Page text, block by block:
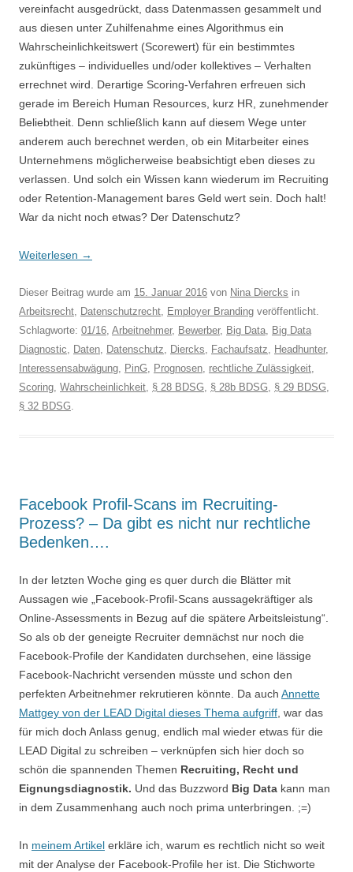
vereinfacht ausgedrückt, dass Datenmassen gesammelt und
aus diesen unter Zuhilfenahme eines Algorithmus ein
Wahrscheinlichkeitswert (Scorewert) für ein bestimmtes
zukünftiges – individuelles und/oder kollektives – Verhalten
errechnet wird. Derartige Scoring-Verfahren erfreuen sich
gerade im Bereich Human Resources, kurz HR, zunehmender
Beliebtheit. Denn schließlich kann auf diesem Wege unter
anderem auch berechnet werden, ob ein Mitarbeiter eines
Unternehmens möglicherweise beabsichtigt eben dieses zu
verlassen. Und solch ein Wissen kann wiederum im Recruiting
oder Retention-Management bares Geld wert sein. Doch halt!
War da nicht noch etwas? Der Datenschutz?
Weiterlesen →
Dieser Beitrag wurde am 15. Januar 2016 von Nina Diercks in
Arbeitsrecht, Datenschutzrecht, Employer Branding veröffentlicht.
Schlagworte: 01/16, Arbeitnehmer, Bewerber, Big Data, Big Data
Diagnostic, Daten, Datenschutz, Diercks, Fachaufsatz, Headhunter,
Interessensabwägung, PinG, Prognosen, rechtliche Zulässigkeit,
Scoring, Wahrscheinlichkeit, § 28 BDSG, § 28b BDSG, § 29 BDSG,
§ 32 BDSG.
Facebook Profil-Scans im Recruiting-
Prozess? – Da gibt es nicht nur rechtliche
Bedenken….
In der letzten Woche ging es quer durch die Blätter mit
Aussagen wie „Facebook-Profil-Scans aussagekräftiger als
Online-Assessments in Bezug auf die spätere Arbeitsleistung“.
So als ob der geneigte Recruiter demnächst nur noch die
Facebook-Profile der Kandidaten durchsehen, eine lässige
Facebook-Nachricht versenden müsste und schon den
perfekten Arbeitnehmer rekrutieren könnte. Da auch Annette
Mattgey von der LEAD Digital dieses Thema aufgriff, war das
für mich doch Anlass genug, endlich mal wieder etwas für die
LEAD Digital zu schreiben – verknüpfen sich hier doch so
schön die spannenden Themen Recruiting, Recht und
Eignungsdiagnostik. Und das Buzzword Big Data kann man
in dem Zusammenhang auch noch prima unterbringen. ;=)
In meinem Artikel erkläre ich, warum es rechtlich nicht so weit
mit der Analyse der Facebook-Profile her ist. Die Stichworte